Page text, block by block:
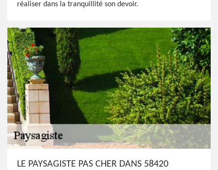
réaliser dans la tranquillité son devoir.
LE PAYSAGISTE PAS CHER DANS 58420